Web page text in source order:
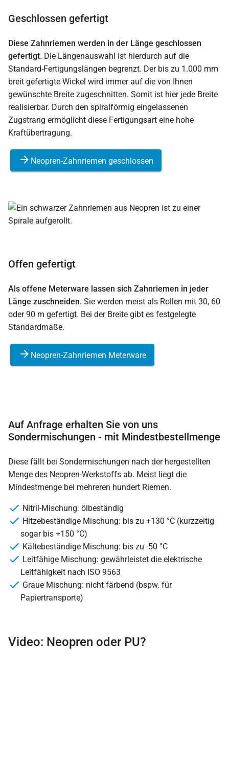
Geschlossen gefertigt
Diese Zahnriemen werden in der Länge geschlossen
gefertigt. Die Längenauswahl ist hierdurch auf die
Standard-Fertigungslängen begrenzt. Der bis zu 1.000 mm
breit gefertigte Wickel wird immer auf die von Ihnen
gewünschte Breite zugeschnitten. Somit ist hier jede Breite
realisierbar. Durch den spiralförmig eingelassenen
Zugstrang ermöglicht diese Fertigungsart eine hohe
Kraftübertragung.
Neopren-Zahnriemen geschlossen
Offen gefertigt
Als offene Meterware lassen sich Zahnriemen in jeder
Länge zuschneiden. Sie werden meist als Rollen mit 30, 60
oder 90 m gefertigt. Bei der Breite gibt es festgelegte
Standardmaße.
Neopren-Zahnriemen Meterware
Auf Anfrage erhalten Sie von uns
Sondermischungen - mit Mindestbestellmenge
Diese fällt bei Sondermischungen nach der hergestellten
Menge des Neopren-Werkstoffs ab. Meist liegt die
Mindestmenge bei mehreren hundert Riemen.
Nitril-Mischung: ölbeständig
Hitzebeständige Mischung: bis zu +130 °C (kurzzeitig
sogar bis +150 °C)
Kältebeständige Mischung: bis zu -50 °C
Leitfähige Mischung: gewährleistet die elektrische
Leitfähigkeit nach ISO 9563
Graue Mischung: nicht färbend (bspw. für
Papiertransporte)
Video: Neopren oder PU?